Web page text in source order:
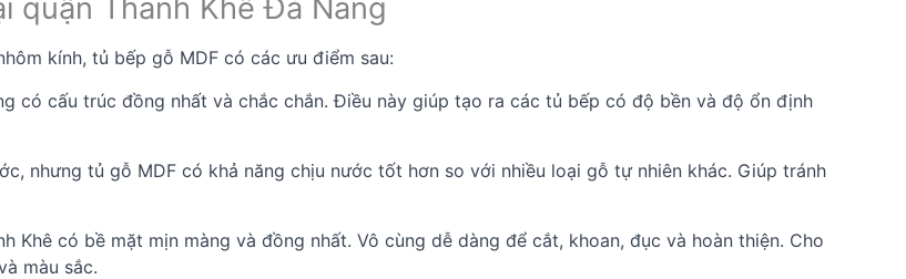
quận Thanh Khê Đà Nẵng
kính, tủ bếp gỗ MDF có các ưu điểm sau:
có cấu trúc đồng nhất và chắc chắn. Điều này giúp tạo ra các tủ bếp có độ bền và độ ổn định
nhưng tủ gỗ MDF có khả năng chịu nước tốt hơn so với nhiều loại gỗ tự nhiên khác. Giúp tránh
Khê có bề mặt mịn màng và đồng nhất. Vô cùng dễ dàng để cắt, khoan, đục và hoàn thiện. Cho
màu sắc.